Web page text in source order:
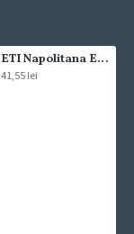
ETI Napolitana Eti Dare crema de cacao si glazura de ciocolata amaruie 12x50g
41,55 lei